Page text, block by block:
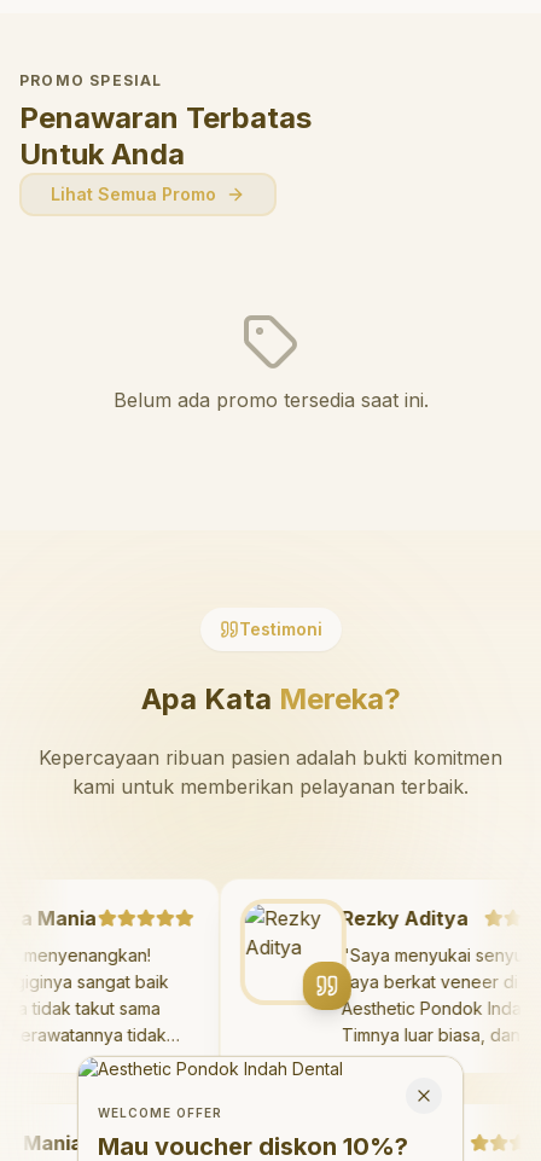
PROMO SPESIAL
Penawaran Terbatas
Untuk Anda
Lihat Semua Promo
Belum ada promo tersedia saat ini.
Testimoni
Apa Kata Mereka?
Kepercayaan ribuan pasien adalah bukti komitmen
kami untuk memberikan pelayanan terbaik.
Mania
menyenangkan!
giginya sangat baik
saya tidak takut sama
Perawatannya tidak
dan saya bisa bermain
suka pergi ke dokter
sekarang!
"
Rezky Aditya
"Saya menyukai
saya berkat veneer
Aesthetic Pondok
Timnya luar biasa,
hasilnya melebihi
saya. Saya
hari."
Welcome Offer
Mau voucher diskon <strong>10%</strong>?
WELCOME OFFER
Mau voucher diskon 10%?
Close